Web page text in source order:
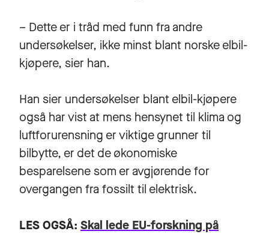
– Dette er i tråd med funn fra andre
undersøkelser, ikke minst blant norske elbil-
kjøpere, sier han.
Han sier undersøkelser blant elbil-kjøpere
også har vist at mens hensynet til klima og
luftforurensning er viktige grunner til
bilbytte, er det de økonomiske
besparelsene som er avgjørende for
overgangen fra fossilt til elektrisk.
LES OGSÅ: Skal lede EU-forskning på